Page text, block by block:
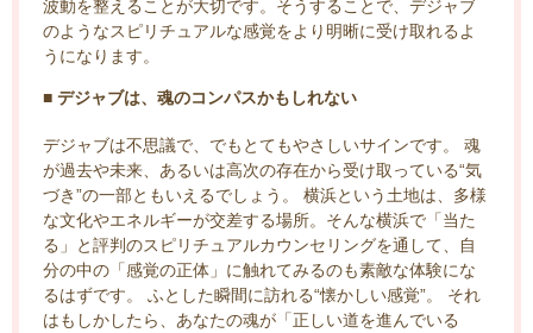
波動を整えることが大切です。そうすることで、デジャブ
のようなスピリチュアルな感覚をより明晰に受け取れるよ
うになります。
■ デジャブは、魂のコンパスかもしれない
デジャブは不思議で、でもとてもやさしいサインです。 魂
が過去や未来、あるいは高次の存在から受け取っている“気
づき”の一部ともいえるでしょう。 横浜という土地は、多様
な文化やエネルギーが交差する場所。そんな横浜で「当た
る」と評判のスピリチュアルカウンセリングを通して、自
分の中の「感覚の正体」に触れてみるのも素敵な体験にな
るはずです。 ふとした瞬間に訪れる“懐かしい感覚”。 それ
はもしかしたら、あなたの魂が「正しい道を進んでいる